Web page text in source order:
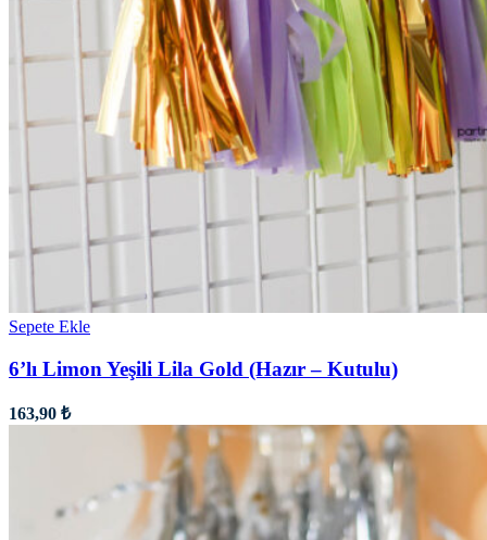
Sepete Ekle
6’lı Limon Yeşili Lila Gold (Hazır – Kutulu)
163,90 ₺